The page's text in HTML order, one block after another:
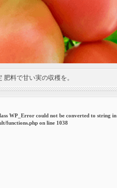
肥料で甘い実の収穫を。
WP_Error could not be converted to string in
functions.php on line 1038